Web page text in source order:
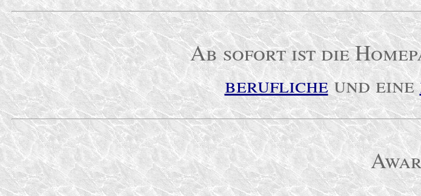
Ab sofort ist die
beruflicheund eine